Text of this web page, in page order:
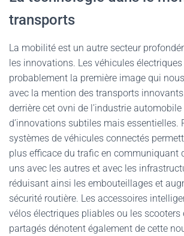
transports
La mobilité est un autre secteur
les innovations. Les véhicules
probablement la première image qui
avec la mention des transports
derrière cet ovni de l’industrie
d’innovations subtiles mais essentielles.
systèmes de véhicules connectés
plus efficace du trafic en communiquant
uns avec les autres et avec les
réduisant ainsi les embouteillages et
sécurité routière. Les accessoires
vélos électriques pliables ou les scooters
partagés dénotent également de cette